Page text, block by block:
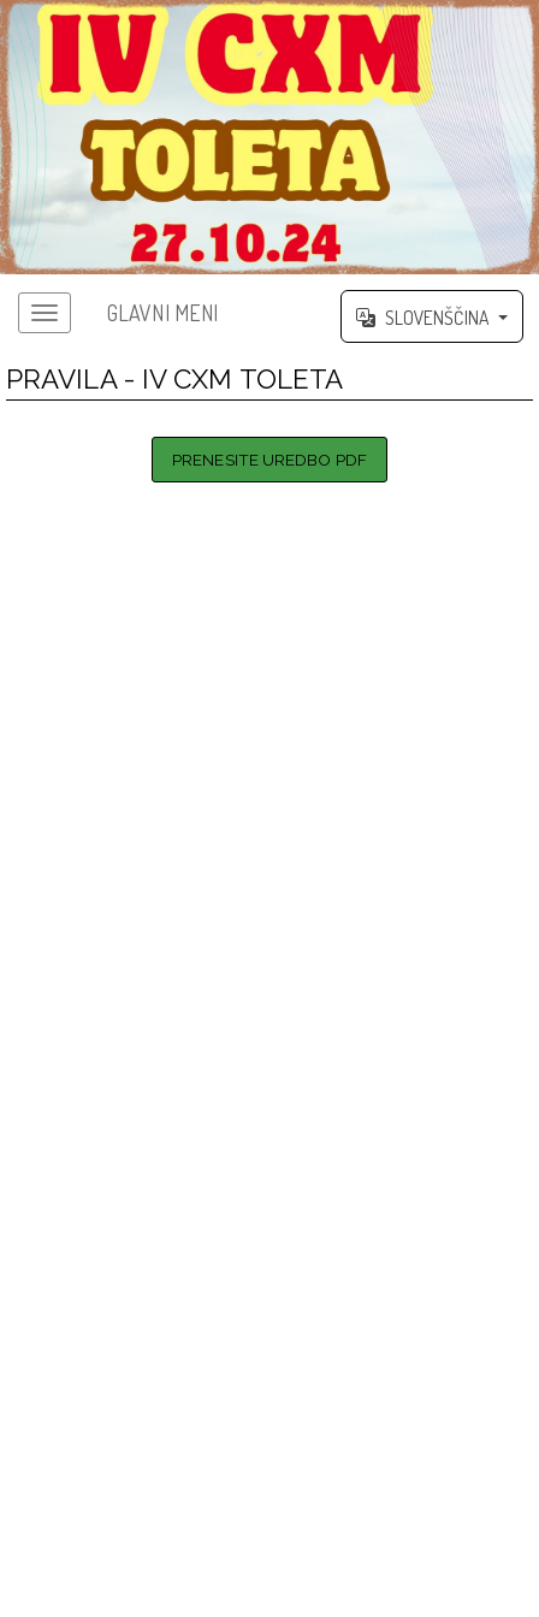
GLAVNI MENI SLOVENŠČINA
PRAVILA - IV CXM TOLETA
PRENESITE UREDBO PDF